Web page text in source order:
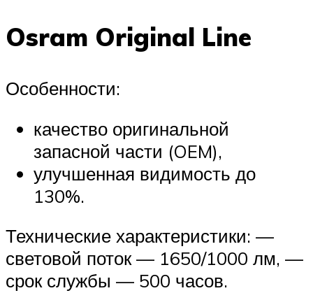
Osram Original Line
Особенности:
качество оригинальной
запасной части (OEM),
улучшенная видимость до
130%.
Технические характеристики: —
световой поток — 1650/1000 лм, —
срок службы — 500 часов.